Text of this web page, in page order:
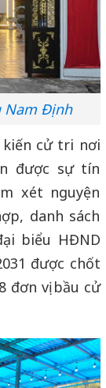
Nam Định
kiến cử tri nơi
được sự tín
xét nguyện
danh sách
biểu HĐND
được chốt
đơn vị bầu cử